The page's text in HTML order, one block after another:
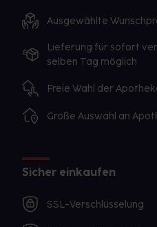
Ausgewählte
Lieferung für sofort
selben Tag möglich
Freie Wahl der
Große Auswahl an
Sicher einkaufen
SSL-Verschlüsselung